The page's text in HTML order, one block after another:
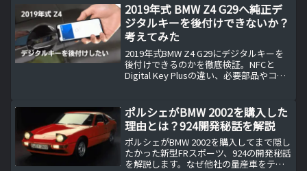
2019年式 BMW Z4 G29へ純正デ
ジタルキーを後付けできないか？
考えてみた
2019年式BMW Z4 G29にデジタルキーを
後付けできるのかを徹底検証。NFCと
Digital Key Plusの違い、必要部品やコー
ポルシェがBMW 2002を購入した
理由とは？924開発秘話を解説
ポルシェがBMW 2002を購入してまで隠し
たかった新型FRスポーツ、924の開発秘話
を解説します。なぜ他社の量産車をテス